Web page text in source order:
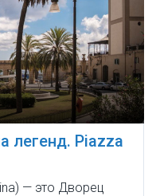
легенд. Piazza
— это Дворец